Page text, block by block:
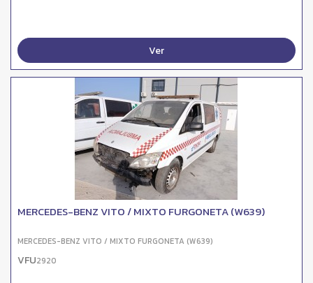
Ver
MERCEDES-BENZ VITO / MIXTO FURGONETA (W639)
MERCEDES-BENZ VITO / MIXTO FURGONETA (W639)
VFU2920